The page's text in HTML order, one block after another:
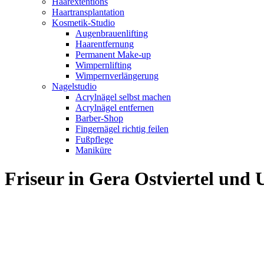
Haartransplantation
Kosmetik-Studio
Augenbrauenlifting
Haarentfernung
Permanent Make-up
Wimpernlifting
Wimpernverlängerung
Nagelstudio
Acrylnägel selbst machen
Acrylnägel entfernen
Barber-Shop
Fingernägel richtig feilen
Fußpflege
Maniküre
Friseur in Gera Ostviertel und